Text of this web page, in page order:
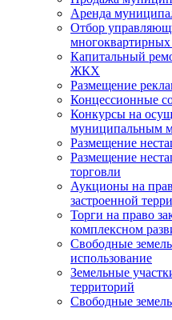
Аренда
Отбор
Капитальный
ЖКХ
Размещение
Концессионные
Конкурсы на
муниципальным
Размещение
Размещение
торговли
Аукционы на
застроенной
Торги на право
комплексном
Свободные
использование
Земельные
территорий
Свободные